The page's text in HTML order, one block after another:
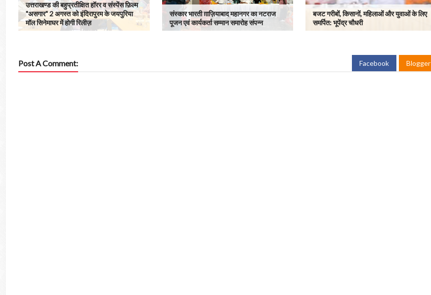
उत्तराखण्ड की बहुप्रतीक्षित हॉरर व संस्पेंस फ़िल्म
"असगार" 2 अगस्त को इंदिरापुरम के जयपुरिया
मॉल सिनेमाघर में होगी रिलीज़
संस्कार भारती ग़ाज़ियाबाद महानगर का नटराज
पूजन एवं कार्यकर्ता सम्मान समारोह संपन्न
बजट गरीबों, किसानों, महिलाओं और युवाओं के लिए
समर्पित: भूपेंद्र चौधरी
Post A Comment: Facebook Blogger